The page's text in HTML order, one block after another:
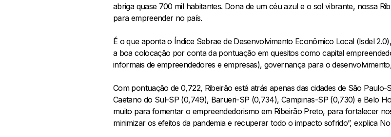
abriga quase 700 mil habitantes. Dona de um céu azul e o sol vibrante, nossa
para empreender no país.
É o que aponta o Índice Sebrae de Desenvolvimento Econômico Local (Isdel
a boa colocação por conta da pontuação em quesitos como capital
informais de empreendedores e empresas), governança para o
Com pontuação de 0,722, Ribeirão está atrás apenas das cidades de São
Caetano do Sul-SP (0,749), Barueri-SP (0,734), Campinas-SP (0,730) e Belo
muito para fomentar o empreendedorismo em Ribeirão Preto, para fortalecer
minimizar os efeitos da pandemia e recuperar todo o impacto sofrido”, explica